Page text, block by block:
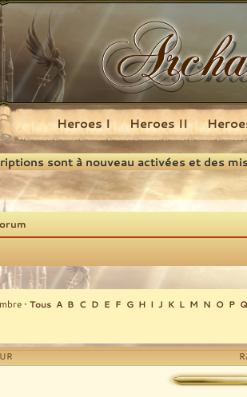
Heroes I Heroes II
sont à nouveau activées et des
• Tous A B C D E F G H I J K L M N O P Q